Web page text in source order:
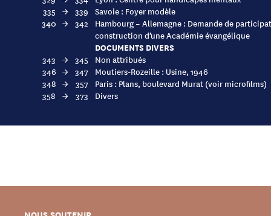
335 → 339 Savoie : Foyer modèle
340 → 342 Hambourg – Allemagne : Demande de
construction d’une Académie évangélique
DOCUMENTS DIVERS
343 → 345
Non attribués
346 → 347 Moutiers-Rozeille : Usine, 1946
348 → 357
Paris : Plans, boulevard Murat (voir microfilms)
358 → 373 Divers